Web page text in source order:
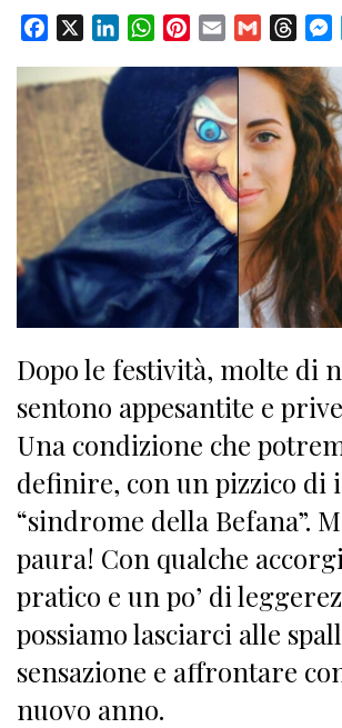
Facebook LinkedInWhatsAppPinterest
Email Gmail
Dopo le festività, molte di
sentono appesantite e
Una condizione che
definire, con un pizzico di
“sindrome della Befana”.
paura! Con qualche
pratico e un po’ di
possiamo lasciarci alle
sensazione e affrontare
nuovo anno.